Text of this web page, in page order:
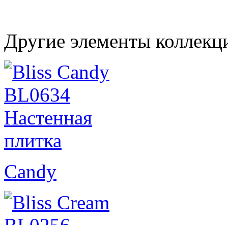
Другие элементы
Candy